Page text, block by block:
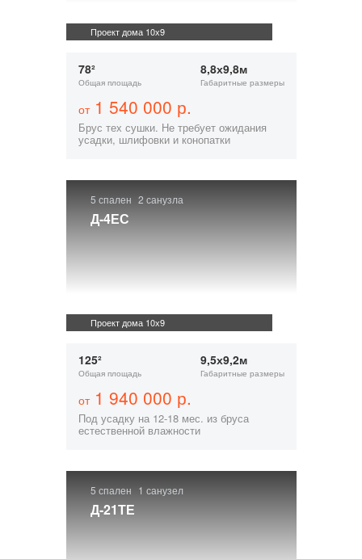
Проект дома 10х9
78²
Общая площадь
8,8х9,8м
Габаритные размеры
от1 540 000 р.
Брус тех сушки. Не требует ожидания
усадки, шлифовки и конопатки
5 спален 2 санузла
Д-4ЕС
Проект дома 10х9
125²
Общая площадь
9,5х9,2м
Габаритные размеры
от1 940 000 р.
Под усадку на 12-18 мес. из бруса
естественной влажности
5 спален 1 санузел
Д-21ТЕ